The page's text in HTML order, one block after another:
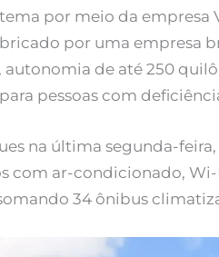
por meio da empresa
por uma empresa
autonomia de até 250
pessoas com
na última segunda-feira,
ar-condicionado, Wi-
34 ônibus